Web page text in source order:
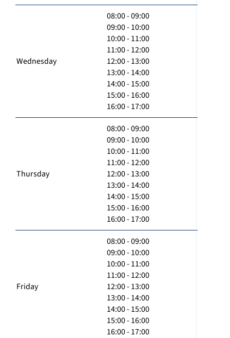
Wednesday
08:00 - 09:00
09:00 - 10:00
10:00 - 11:00
11:00 - 12:00
12:00 - 13:00
13:00 - 14:00
14:00 - 15:00
15:00 - 16:00
16:00 - 17:00
Thursday
08:00 - 09:00
09:00 - 10:00
10:00 - 11:00
11:00 - 12:00
12:00 - 13:00
13:00 - 14:00
14:00 - 15:00
15:00 - 16:00
16:00 - 17:00
Friday
08:00 - 09:00
09:00 - 10:00
10:00 - 11:00
11:00 - 12:00
12:00 - 13:00
13:00 - 14:00
14:00 - 15:00
15:00 - 16:00
16:00 - 17:00